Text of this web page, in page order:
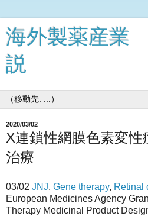
海外製薬産業
説
2020/03/02
X連鎖性網膜色素変
治療
03/02 JNJ, Gene therapy, Retinal
European Medicines Agency
Therapy Medicinal Product